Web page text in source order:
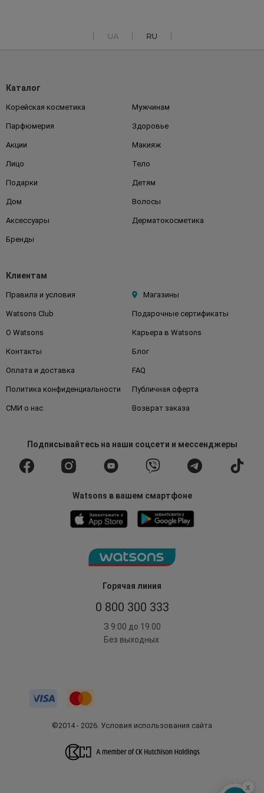
UA RU
Горячая линия
0 800 300 333
З 9:00 до 19:00
Без выходных
Каталог
Корейская косметика Мужчинам
Парфюмерия Здоровье
Акции Макияж
Лицо Тело
Подарки Детям
Дом Волосы
Аксессуары Дерматокосметика
Бренды
Клиентам
Правила и условия Магазины
Watsons Club Подарочные сертификаты
О Watsons Карьера в Watsons
Контакты Блог
Оплата и доставка FAQ
Политика конфиденциальности Публичная оферта
СМИ о нас Возврат заказа
Подписывайтесьна наши соцсети и мессенджеры
Watsons в вашем смартфоне
©2014 - 2026. Условия использования сайта
x